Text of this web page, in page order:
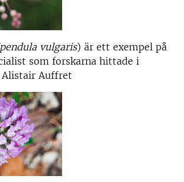
vulgaris) är ett exempel på
som forskarna hittade i
Auffret